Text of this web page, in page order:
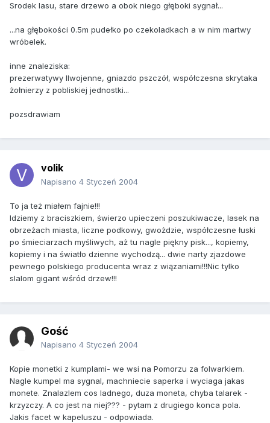
Srodek lasu, stare drzewo a obok niego głęboki sygnał...
...na głębokości 0.5m pudełko po czekoladkach a w nim martwy
wróbelek.
inne znaleziska:
prezerwatywy IIwojenne, gniazdo pszczół, współczesna skrytaka
żołnierzy z pobliskiej jednostki...
pozsdrawiam
volik
Napisano 4 Styczeń 2004
To ja też miałem fajnie!!!
Idziemy z braciszkiem, świerzo upieczeni poszukiwacze, lasek na
obrzeżach miasta, liczne podkowy, gwożdzie, współczesne łuski
po śmieciarzach myśliwych, aż tu nagle piękny pisk..., kopiemy,
kopiemy i na światło dzienne wychodzą... dwie narty zjazdowe
pewnego polskiego producenta wraz z wiązaniami!!!Nic tylko
slalom gigant wśród drzew!!!
Gość
Napisano 4 Styczeń 2004
Kopie monetki z kumplami- we wsi na Pomorzu za folwarkiem.
Nagle kumpel ma sygnal, machniecie saperka i wyciaga jakas
monete. Znalazlem cos ladnego, duza moneta, chyba talarek -
krzyzczy. A co jest na niej??? - pytam z drugiego konca pola.
Jakis facet w kapeluszu - odpowiada.